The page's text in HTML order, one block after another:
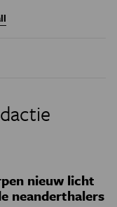
nieuw licht
neanderthalers